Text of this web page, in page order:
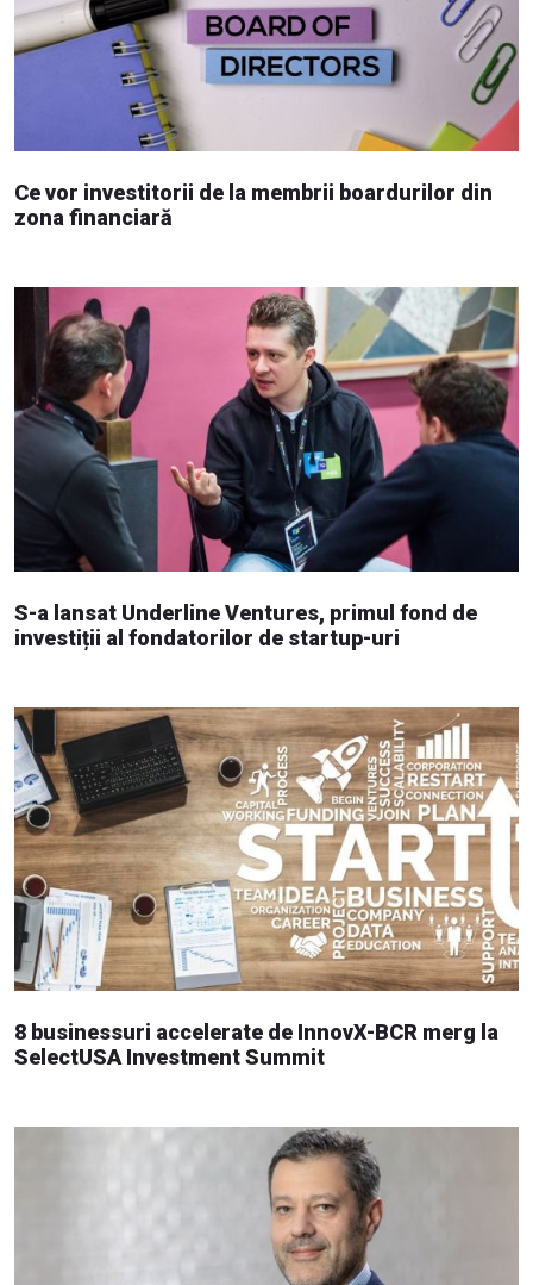
Ce vor investitorii de la membrii boardurilor din
zona financiară
S-a lansat Underline Ventures, primul fond de
investiții al fondatorilor de startup-uri
8 businessuri accelerate de InnovX-BCR merg la
SelectUSA Investment Summit